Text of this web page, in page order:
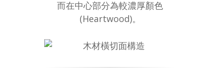
而在中心部分為較濃厚顏色
(Heartwood)。